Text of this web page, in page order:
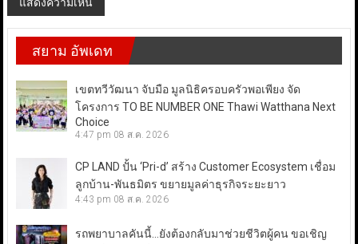
สยาม อัพเดท
เขตทวีวัฒนา จับมือ มูลนิธิครอบครัวพอเพียง จัด
โครงการ TO BE NUMBER ONE Thawi Watthana Next
Choice
4:47 pm 08 ส.ค. 2026
CP LAND ปั้น ‘Pri-d’ สร้าง Customer Ecosystem เชื่อม
ลูกบ้าน-พันธมิตร ขยายมูลค่าธุรกิจระยะยาว
4:43 pm 08 ส.ค. 2026
รถพยาบาลคันนี้…ยังต้องกลับมาช่วยชีวิตผู้คน ขอเชิญ